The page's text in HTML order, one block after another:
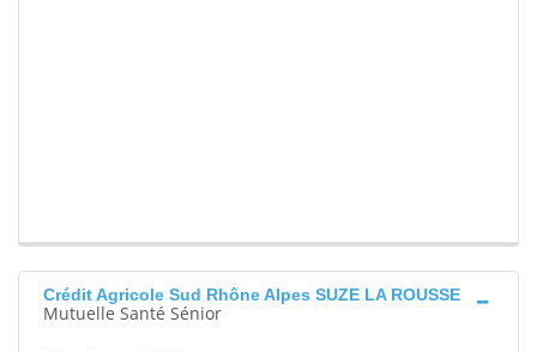
Crédit Agricole Sud Rhône Alpes SUZE LA ROUSSE
Mutuelle Santé Sénior